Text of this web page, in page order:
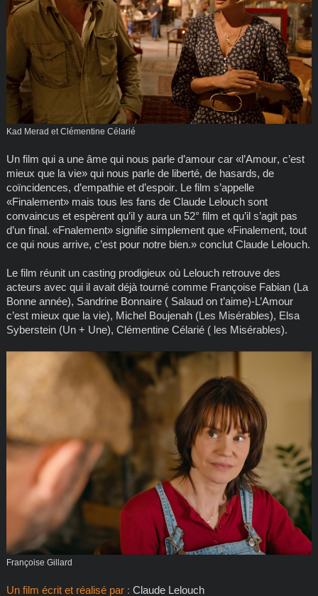
Kad Merad et Clémentine Célarié
Un film qui a une âme qui nous parle d’amour car «l’Amour, c’est
mieux que la vie» qui nous parle de liberté, de hasards, de
coïncidences, d’empathie et d’espoir. Le film s’appelle
«Finalement» mais tous les fans de Claude Lelouch sont
convaincus et espèrent qu’il y aura un 52° film et qu’il s’agit pas
d’un final. «Fnalement» signifie simplement que «Finalement, tout
ce qui nous arrive, c’est pour notre bien.» conclut Claude Lelouch.
Le film réunit un casting prodigieux où Lelouch retrouve des
acteurs avec qui il avait déjà tourné comme Françoise Fabian (La
Bonne année), Sandrine Bonnaire ( Salaud on t’aime)-L’Amour
c’est mieux que la vie), Michel Boujenah (Les Misérables), Elsa
Syberstein (Un + Une), Clémentine Célarié ( les Misérables).
Françoise Gillard
Un film écrit et réalisé par : Claude Lelouch